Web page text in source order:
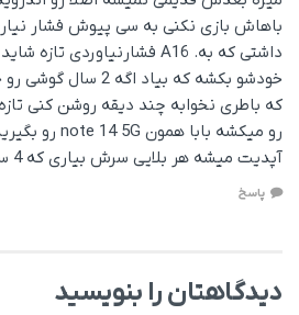
باهاش بازی نکنی به سی پیوش فشار
خودشو بکشه که بیاد
آپدیت میشه هر بلایی سرش بیاری که 4 سال عمر میکنه دیگه
پاسخ
دیدگاهتان را بنویسید